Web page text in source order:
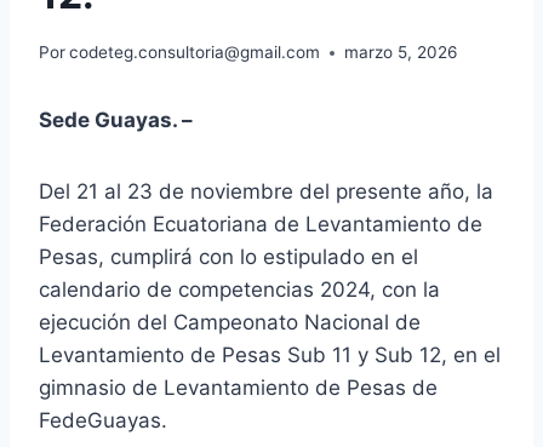
Porcodeteg.consultoria@gmail.com marzo 5, 2026
Sede Guayas. –
Del 21 al 23 de noviembre del presente año, la
Federación Ecuatoriana de Levantamiento de
Pesas, cumplirá con lo estipulado en el
calendario de competencias 2024, con la
ejecución del Campeonato Nacional de
Levantamiento de Pesas Sub 11 y Sub 12, en el
gimnasio de Levantamiento de Pesas de
FedeGuayas.